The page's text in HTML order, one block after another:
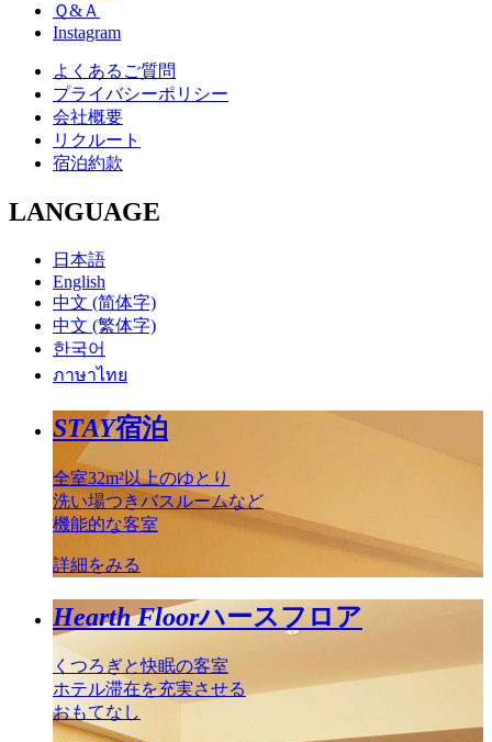
Ｑ&Ａ
Instagram
よくあるご質問
プライバシーポリシー
会社概要
リクルート
宿泊約款
LANGUAGE
日本語
English
中文 (简体字)
中文 (繁体字)
한국어
ภาษาไทย
STAY宿泊
全室32m²以上のゆとり
洗い場つきバスルームなど
機能的な客室
詳細をみる
Hearth Floorハースフロア
くつろぎと快眠の客室
ホテル滞在を充実させる
おもてなし